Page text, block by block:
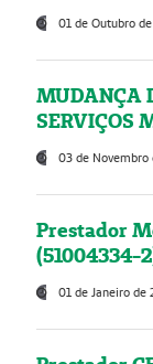
01 de Outubro
MUDANÇA
SERVIÇOS
03 de Novembro
Prestador
(51004334-
01 de Janeiro de